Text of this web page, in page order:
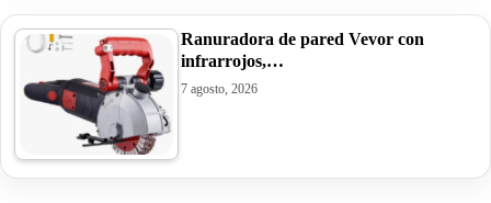
Ranuradora de pared Vevor con
infrarrojos,…
7 agosto, 2026